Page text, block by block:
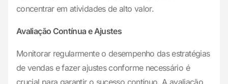
concentrar em atividades de alto valor.
Avaliação Contínua e Ajustes
Monitorar regularmente o desempenho das estratégias
de vendas e fazer ajustes conforme necessário é
crucial para garantir o sucesso contínuo. A avaliação